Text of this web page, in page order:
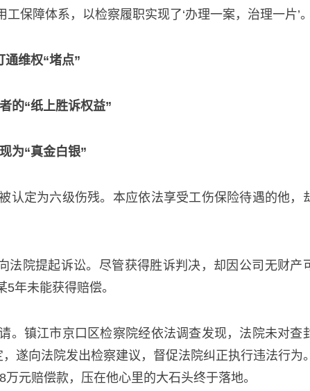
保障体系，以检察履职实现了‘办理一案，治理一片’
通维权“堵点”
的“纸上胜诉权益”
为“真金白银”
认定为六级伤残。本应依法享受工伤保险待遇的他，
法院提起诉讼。尽管获得胜诉判决，却因公司无财产
年未能获得赔偿。
。镇江市京口区检察院经依法调查发现，法院未对查
遂向法院发出检察建议，督促法院纠正执行违法行为
元赔偿款，压在他心里的大石头终于落地。